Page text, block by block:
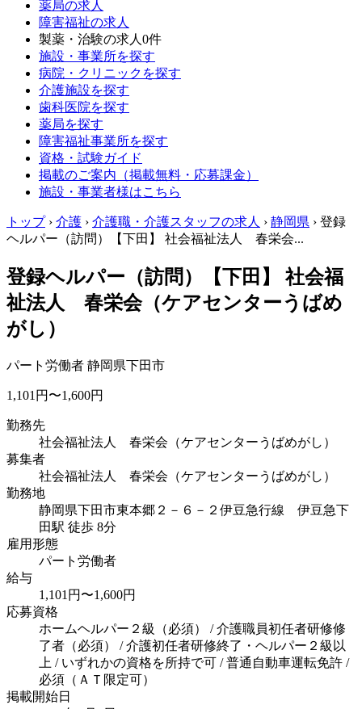
薬局の求人
障害福祉の求人
製薬・治験の求人 0件
施設・事業所を探す
病院・クリニックを探す
介護施設を探す
歯科医院を探す
薬局を探す
障害福祉事業所を探す
資格・試験ガイド
掲載のご案内（掲載無料・応募課金）
施設・事業者様はこちら
トップ › 介護 › 介護職・介護スタッフの求人 › 静岡県 › 登録
ヘルパー（訪問）【下田】 社会福祉法人 春栄会...
登録ヘルパー（訪問）【下田】 社会福
祉法人 春栄会（ケアセンターうばめ
がし）
パート労働者 静岡県下田市
1,101円〜1,600円
勤務先
社会福祉法人 春栄会（ケアセンターうばめがし）
募集者
社会福祉法人 春栄会（ケアセンターうばめがし）
勤務地
静岡県下田市東本郷２－６－２ 伊豆急行線 伊豆急下
田駅 徒歩 8分
雇用形態
パート労働者
給与
1,101円〜1,600円
応募資格
ホームヘルパー２級（必須） / 介護職員初任者研修修
了者（必須） / 介護初任者研修終了・ヘルパー２級以
上 / いずれかの資格を所持で可 / 普通自動車運転免許 /
必須（ＡＴ限定可）
掲載開始日